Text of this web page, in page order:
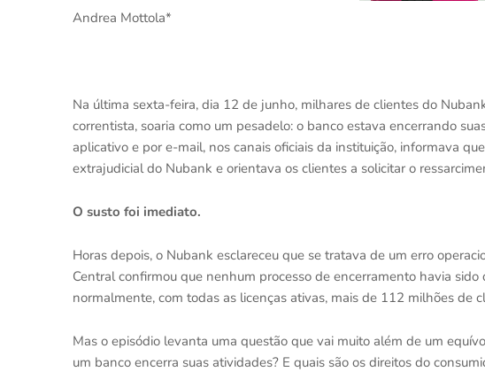
Andrea Mottola*
Na última sexta-feira, dia 12 de junho, milhares de clientes do
correntista, soaria como um pesadelo: o banco estava encerrando
aplicativo e por e-mail, nos canais oficiais da instituição, informava
extrajudicial do Nubank e orientava os clientes a solicitar o
O susto foi imediato.
Horas depois, o Nubank esclareceu que se tratava de um erro
Central confirmou que nenhum processo de encerramento havia
normalmente, com todas as licenças ativas, mais de 112 milhões de
Mas o episódio levanta uma questão que vai muito além de um
um banco encerra suas atividades? E quais são os direitos do